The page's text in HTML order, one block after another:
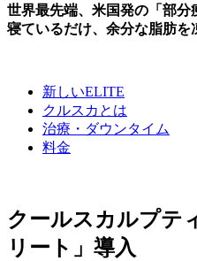
世界最先端、米国発の「部分
寝ているだけ、余分な脂肪を
新しいELITE
クルスカとは
治療・ダウンタイム
料金
クールスカルプテ
リート」導入